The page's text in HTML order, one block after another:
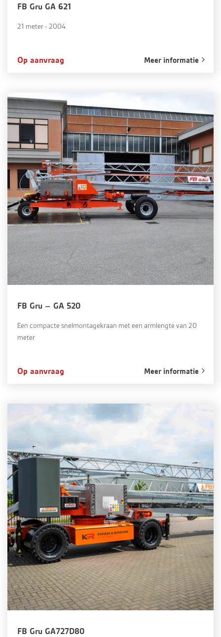
FB Gru GA 621
21 meter - 2004
Op aanvraag Meer informatie
FB Gru – GA 520
Een compacte snelmontagekraan met een armlengte van 20
meter
Op aanvraag Meer informatie
FB Gru GA727D80